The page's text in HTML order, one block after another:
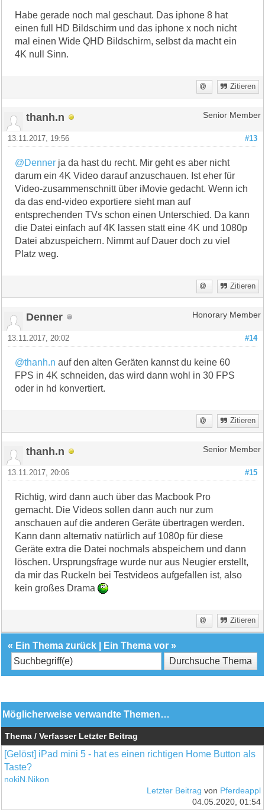
Habe gerade noch mal geschaut. Das iphone 8 hat
einen full HD Bildschirm und das iphone x noch nicht
mal einen Wide QHD Bildschirm, selbst da macht ein
4K null Sinn.
Zitieren
thanh.n Senior Member
#13
13.11.2017, 19:56
@Denner ja da hast du recht. Mir geht es aber nicht
darum ein 4K Video darauf anzuschauen. Ist eher für
Video-zusammenschnitt über iMovie gedacht. Wenn ich
da das end-video exportiere sieht man auf
entsprechenden TVs schon einen Unterschied. Da kann
die Datei einfach auf 4K lassen statt eine 4K und 1080p
Datei abzuspeichern. Nimmt auf Dauer doch zu viel
Platz weg.
Zitieren
Denner Honorary Member
#14
13.11.2017, 20:02
@thanh.n auf den alten Geräten kannst du keine 60
FPS in 4K schneiden, das wird dann wohl in 30 FPS
oder in hd konvertiert.
Zitieren
thanh.n Senior Member
#15
13.11.2017, 20:06
Richtig, wird dann auch über das Macbook Pro
gemacht. Die Videos sollen dann auch nur zum
anschauen auf die anderen Geräte übertragen werden.
Kann dann alternativ natürlich auf 1080p für diese
Geräte extra die Datei nochmals abspeichern und dann
löschen. Ursprungsfrage wurde nur aus Neugier erstellt,
da mir das Ruckeln bei Testvideos aufgefallen ist, also
kein großes Drama
Zitieren
« Ein Thema zurück Ein Thema vor »
Möglicherweise verwandte Themen…
Thema / Verfasser Letzter Beitrag
[Gelöst] iPad mini 5 - hat es einen richtigen Home Button als
Taste?
nokiN.Nikon
Letzter Beitrag von Pferdeappl
04.05.2020, 01:54